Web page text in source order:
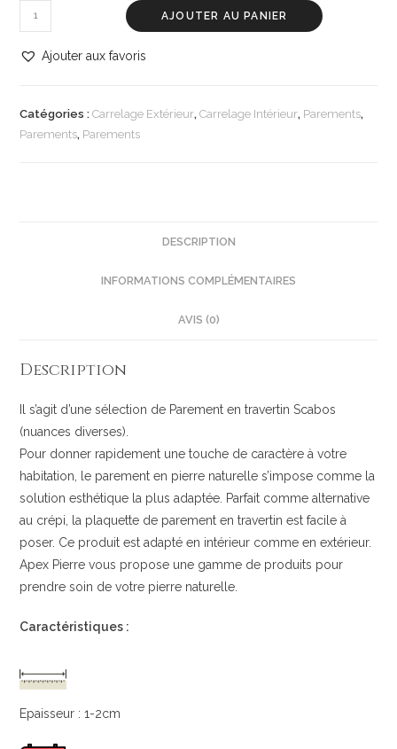
AJOUTER AU PANIER
Ajouter aux favoris
Catégories :Carrelage Extérieur,Carrelage Intérieur, Parements,
Parements, Parements
DESCRIPTION
INFORMATIONS COMPLÉMENTAIRES
AVIS (0)
Description
Il s’agit d’une sélection de Parement en travertin Scabos
(nuances diverses).
Pour donner rapidement une touche de caractère à votre
habitation, le parement en pierre naturelle s’impose comme la
solution esthétique la plus adaptée. Parfait comme alternative
au crépi, la plaquette de parement en travertin est facile à
poser. Ce produit est adapté en intérieur comme en extérieur.
Apex Pierre vous propose une gamme de produits pour
prendre soin de votre pierre naturelle.
Caractéristiques :
Epaisseur : 1-2cm